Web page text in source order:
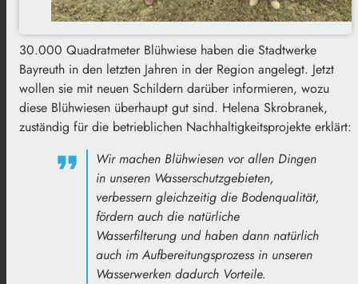
30.000 Quadratmeter Blühwiese haben die Stadtwerke
Bayreuth in den letzten Jahren in der Region angelegt. Jetzt
wollen sie mit neuen Schildern darüber informieren, wozu
diese Blühwiesen überhaupt gut sind. Helena Skrobranek,
zuständig für die betrieblichen Nachhaltigkeitsprojekte erklärt:
Wir machen Blühwiesen vor allen Dingen
in unseren Wasserschutzgebieten,
verbessern gleichzeitig die Bodenqualität,
fördern auch die natürliche
Wasserfilterung und haben dann natürlich
auch im Aufbereitungsprozess in unseren
Wasserwerken dadurch Vorteile.